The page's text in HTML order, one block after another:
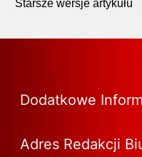
Starsze wersje artykułu
Dodatkowe
Adres Redakcji